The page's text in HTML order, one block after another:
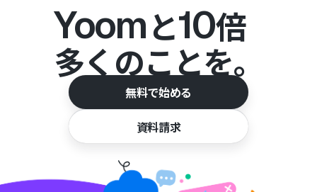
Yoomと10倍
多くのことを。
無料で始める
資料請求